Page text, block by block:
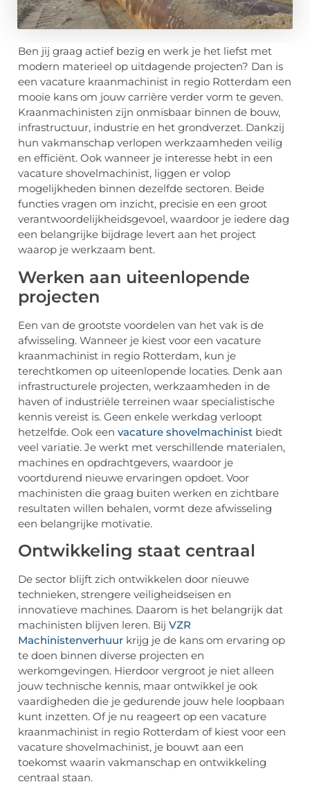
Ben jij graag actief bezig en werk je het liefst met
modern materieel op uitdagende projecten? Dan is
een vacature kraanmachinist in regio Rotterdam een
mooie kans om jouw carrière verder vorm te geven.
Kraanmachinisten zijn onmisbaar binnen de bouw,
infrastructuur, industrie en het grondverzet. Dankzij
hun vakmanschap verlopen werkzaamheden veilig
en efficiënt. Ook wanneer je interesse hebt in een
vacature shovelmachinist, liggen er volop
mogelijkheden binnen dezelfde sectoren. Beide
functies vragen om inzicht, precisie en een groot
verantwoordelijkheidsgevoel, waardoor je iedere dag
een belangrijke bijdrage levert aan het project
waarop je werkzaam bent.
Werken aan uiteenlopende
projecten
Een van de grootste voordelen van het vak is de
afwisseling. Wanneer je kiest voor een vacature
kraanmachinist in regio Rotterdam, kun je
terechtkomen op uiteenlopende locaties. Denk aan
infrastructurele projecten, werkzaamheden in de
haven of industriële terreinen waar specialistische
kennis vereist is. Geen enkele werkdag verloopt
hetzelfde. Ook een vacature shovelmachinist biedt
veel variatie. Je werkt met verschillende materialen,
machines en opdrachtgevers, waardoor je
voortdurend nieuwe ervaringen opdoet. Voor
machinisten die graag buiten werken en zichtbare
resultaten willen behalen, vormt deze afwisseling
een belangrijke motivatie.
Ontwikkeling staat centraal
De sector blijft zich ontwikkelen door nieuwe
technieken, strengere veiligheidseisen en
innovatieve machines. Daarom is het belangrijk dat
machinisten blijven leren. Bij VZR
Machinistenverhuur krijg je de kans om ervaring op
te doen binnen diverse projecten en
werkomgevingen. Hierdoor vergroot je niet alleen
jouw technische kennis, maar ontwikkel je ook
vaardigheden die je gedurende jouw hele loopbaan
kunt inzetten. Of je nu reageert op een vacature
kraanmachinist in regio Rotterdam of kiest voor een
vacature shovelmachinist, je bouwt aan een
toekomst waarin vakmanschap en ontwikkeling
centraal staan.